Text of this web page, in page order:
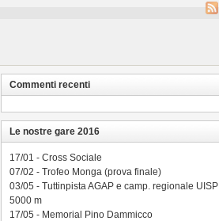
Commenti recenti
Le nostre gare 2016
17/01 - Cross Sociale
07/02 - Trofeo Monga (prova finale)
03/05 - Tuttinpista AGAP e camp. regionale UISP
5000 m
17/05 - Memorial Pino Dammicco